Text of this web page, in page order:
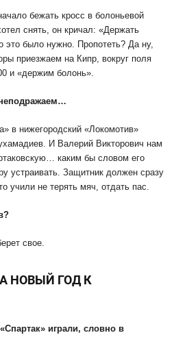
бежать кросс в болоньевой
снять, он кричал: «Держать
было нужно. Пропотеть? Да ну,
приезжаем на Кипр, вокруг поля
и «держим болонь».
в нижегородский «Локомотив»
И Валерий Викторович нам
каким бы словом его
устраивать. Защитник должен сразу
учили не терять мяч, отдать пас.
свое.
НОВЫЙ ГОД К
играли, словно в